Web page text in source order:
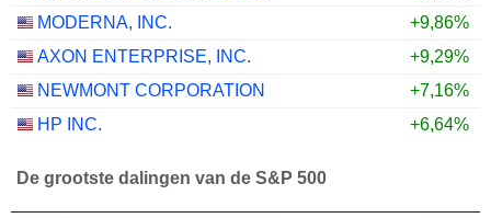
MODERNA, INC.
+9,86%
AXON ENTERPRISE, INC.
+9,29%
NEWMONT CORPORATION
+7,16%
HP INC.
+6,64%
De grootste dalingen van de S&P 500